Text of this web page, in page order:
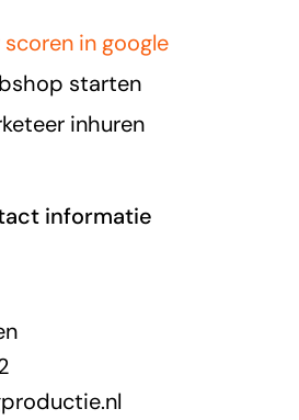
scoren in google
starten
inhuren
informatie